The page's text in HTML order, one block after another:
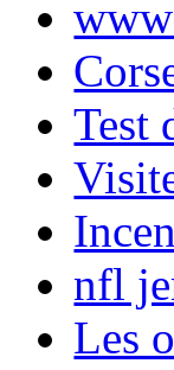
Test
nfl
Les